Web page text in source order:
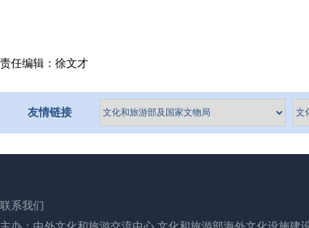
责任编辑：徐文才
友情链接
联系我们